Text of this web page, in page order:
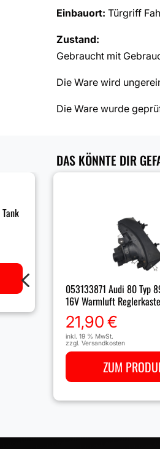
Einbauort: Türgriff
Zustand:
Gebraucht mit
Die Ware wird
Die Ware wurde
DAS KÖNNTE DIR
053133871 Audi 80 Typ
16V Warmluft
21,90€
inkl. 19 % MwSt.
zzgl. Versandkosten
ZUM
4